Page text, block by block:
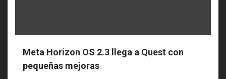
Meta Horizon OS 2.3 llega a Quest con
pequeñas mejoras